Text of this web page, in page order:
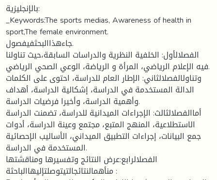
بالإنجليزية:
_Keywords:The sports medias, Awareness of health in
sport,The female environment.
جاءهذاالبحثفيفصول.
الفصلالأول: الخلفية النظرية والدراسات السابقة،حيث تناولنا
فيه الإعلام الرياضي، المرأة و الرياضة، الوعي الصحي الرياضي.
وتناولالفصلالثاني: الإطار العام للدراسة، احتوى على الكلمات
الدالة المستخدمة في الدراسة، إشكالية الدراسة، أهداف
وأهمية الدراسة، وأخيرا فرضيات الدراسة.
أماالفصلالثالث: الإجراءات الميدانية للدراسة، تضمنت الدراسة
الاستطلاعية، المنهج المتبع، مجتمع وعينة الدراسة، أدوات
جمع البيانات، إجراءات التطبيق الميداني، الأساليب الإحصائية
المستخدمة في الدراسة.
الفصلالرابع:عرض النتائج وتفسيرها ومناقشتها
منأهمالنتائجالتيتوصلتإليهاالباحثة :